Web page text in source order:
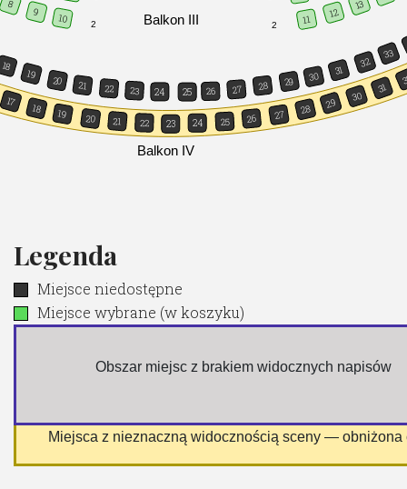
2
2
Balkon IV
Balkon III
8
9 10
18
19
17
18
20 21
19 20
22 23
21
24 25
22
26
24
11
23
27 28
25
12
29
26
13
30
27
31
28
32
29
33
30
31
Legenda
Miejsce niedostępne
Miejsce wybrane (w koszyku)
Obszar miejsc z brakiem widocznych napisów
Miejsca z nieznaczną widocznością sceny — obniżona